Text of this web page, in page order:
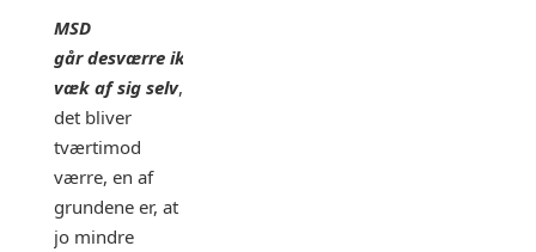
MSD
går desværre ikke
væk af sig selv,
det bliver
tværtimod
værre, en af
grundene er, at
jo mindre